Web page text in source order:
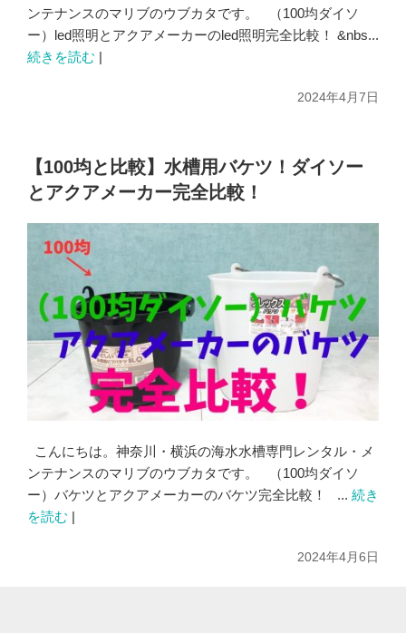
ンテナンスのマリブのウブカタです。 （100均ダイソ
ー）led照明とアクアメーカーのled照明完全比較！ &nbs...
続きを読む |
2024年4月7日
【100均と比較】水槽用バケツ！ダイソー
とアクアメーカー完全比較！
こんにちは。神奈川・横浜の海水水槽専門レンタル・メ
ンテナンスのマリブのウブカタです。 （100均ダイソ
ー）バケツとアクアメーカーのバケツ完全比較！ ... 続き
を読む |
2024年4月6日